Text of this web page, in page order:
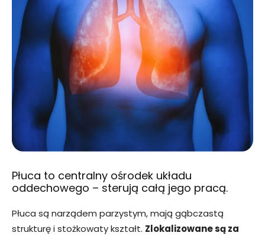
Płuca to centralny ośrodek układu
oddechowego – sterują całą jego pracą.
Płuca są narządem parzystym, mają gąbczastą
strukturę i stożkowaty kształt. Zlokalizowane są za